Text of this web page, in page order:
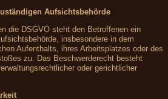
Aufsichtsbehörde
die DSGVO steht den Betroffenen ein
insbesondere in dem
Aufenthalts, ihres Arbeitsplatzes oder des
zu. Das Beschwerderecht besteht
oder gerichtlicher